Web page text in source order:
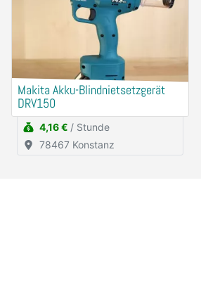
Makita Akku-Blindnietsetzgerät
DRV150
4,16 € / Stunde
78467 Konstanz